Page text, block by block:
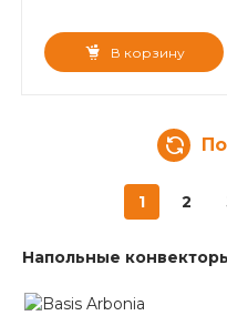
В корзину
1 2
Напольные